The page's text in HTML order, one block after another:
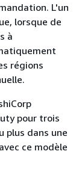
L'un
lorsque de
à
régions
pour trois
plus dans une
ce modèle